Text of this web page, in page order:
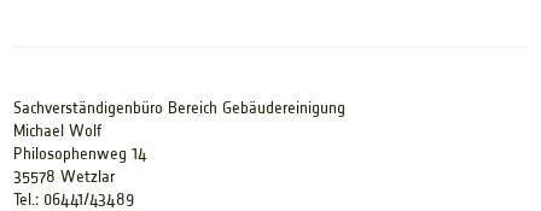
Sachverständigenbüro Bereich Gebäudereinigung
Michael Wolf
Philosophenweg 14
35578 Wetzlar
Tel.: 06441/43489